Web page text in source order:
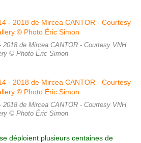
2018 de Mircea CANTOR - Courtesy VNH
© Photo Éric Simon
2018 de Mircea CANTOR - Courtesy VNH
© Photo Éric Simon
déploient plusieurs centaines de